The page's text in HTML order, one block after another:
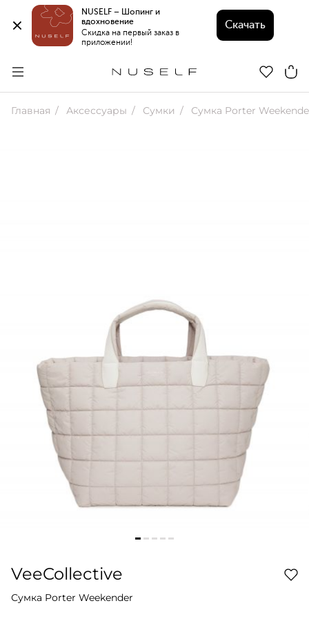
NUSELF – Шопинг и
вдохновение
Скидка на первый заказ в
приложении!
Скачать
Главная Аксессуары Сумки Сумка Porter
VeeCollective
Сумка Porter Weekender